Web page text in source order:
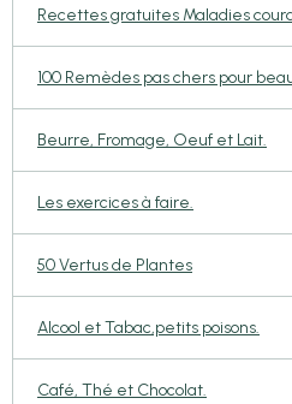
Recettes gratuites Maladies
100 Remèdes pas chers pour
Beurre, Fromage, Oeuf et Lait.
Les exercices à faire.
50 Vertus de Plantes
Alcool et Tabac,petits poisons.
Café, Thé et Chocolat.